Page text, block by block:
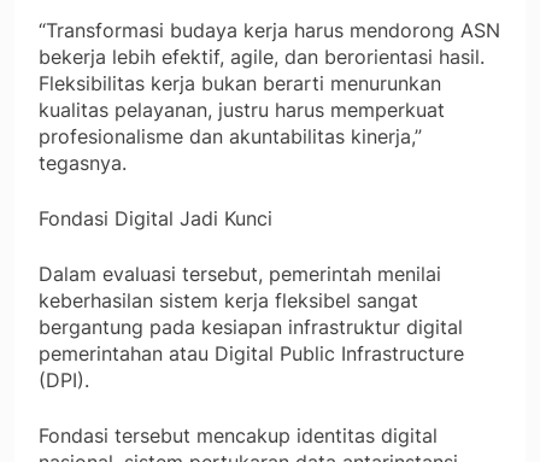
“Transformasi budaya kerja harus mendorong ASN
bekerja lebih efektif, agile, dan berorientasi hasil.
Fleksibilitas kerja bukan berarti menurunkan
kualitas pelayanan, justru harus memperkuat
profesionalisme dan akuntabilitas kinerja,”
tegasnya.
Fondasi Digital Jadi Kunci
Dalam evaluasi tersebut, pemerintah menilai
keberhasilan sistem kerja fleksibel sangat
bergantung pada kesiapan infrastruktur digital
pemerintahan atau Digital Public Infrastructure
(DPI).
Fondasi tersebut mencakup identitas digital